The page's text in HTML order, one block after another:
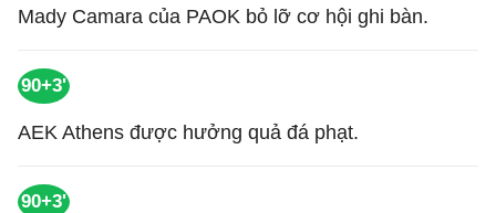
Mady Camara của PAOK bỏ lỡ cơ hội ghi bàn.
90+3'
AEK Athens được hưởng quả đá phạt.
90+3'